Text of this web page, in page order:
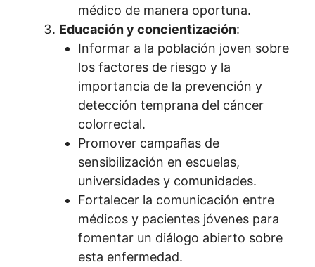
médico de manera oportuna.
Educación y concientización:
Informar a la población joven sobre
los factores de riesgo y la
importancia de la prevención y
detección temprana del cáncer
colorrectal.
Promover campañas de
sensibilización en escuelas,
universidades y comunidades.
Fortalecer la comunicación entre
médicos y pacientes jóvenes para
fomentar un diálogo abierto sobre
esta enfermedad.